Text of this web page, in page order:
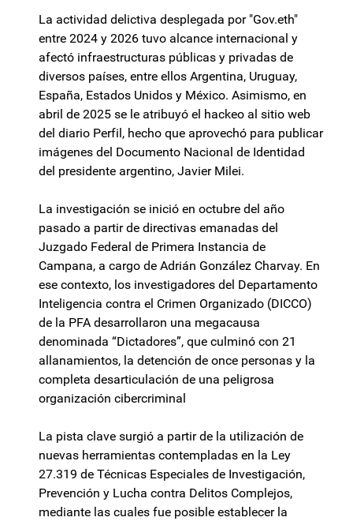
La actividad delictiva desplegada por "Gov.eth"
entre 2024 y 2026 tuvo alcance internacional y
afectó infraestructuras públicas y privadas de
diversos países, entre ellos Argentina, Uruguay,
España, Estados Unidos y México. Asimismo, en
abril de 2025 se le atribuyó el hackeo al sitio web
del diario Perfil, hecho que aprovechó para publicar
imágenes del Documento Nacional de Identidad
del presidente argentino, Javier Milei.
La investigación se inició en octubre del año
pasado a partir de directivas emanadas del
Juzgado Federal de Primera Instancia de
Campana, a cargo de Adrián González Charvay. En
ese contexto, los investigadores del Departamento
Inteligencia contra el Crimen Organizado (DICCO)
de la PFA desarrollaron una megacausa
denominada “Dictadores”, que culminó con 21
allanamientos, la detención de once personas y la
completa desarticulación de una peligrosa
organización cibercriminal
La pista clave surgió a partir de la utilización de
nuevas herramientas contempladas en la Ley
27.319 de Técnicas Especiales de Investigación,
Prevención y Lucha contra Delitos Complejos,
mediante las cuales fue posible establecer la